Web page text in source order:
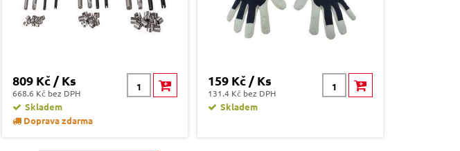
809 Kč / Ks
668.6 Kč bez DPH
Skladem
Doprava zdarma
159 Kč / Ks
131.4 Kč bez DPH
Skladem